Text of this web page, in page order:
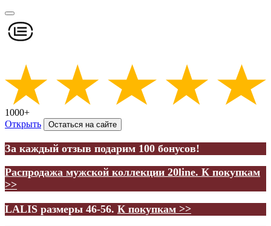
1000+
Открыть
Остаться на сайте
За каждый отзыв подарим 100 бонусов!
Распродажа мужской коллекции 20line. К покупкам
>>
LALIS размеры 46-56. К покупкам >>